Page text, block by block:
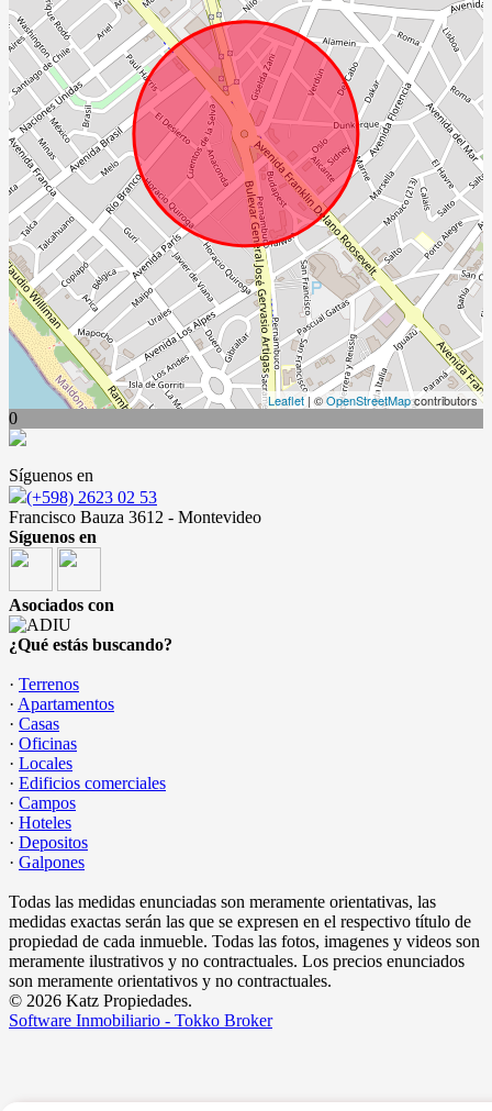
Leaflet| ©OpenStreetMapcontributors
0
Síguenos en
(+598) 2623 02 53
Francisco Bauza 3612 - Montevideo
Síguenos en
Asociados con
¿Qué estás buscando?
· Terrenos
· Apartamentos
· Casas
· Oficinas
· Locales
· Edificios comerciales
· Campos
· Hoteles
· Depositos
· Galpones
Todas las medidas enunciadas son meramente orientativas, las
medidas exactas serán las que se expresen en el respectivo título de
propiedad de cada inmueble. Todas las fotos, imagenes y videos son
meramente ilustrativos y no contractuales. Los precios enunciados
son meramente orientativos y no contractuales.
© 2026 Katz Propiedades.
Software Inmobiliario - Tokko Broker